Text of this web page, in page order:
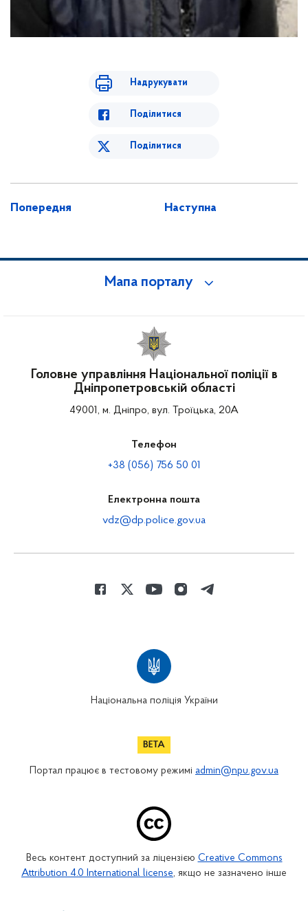
Надрукувати
Поділитися
Поділитися
Попередня Наступна
Мапа порталу
Головне управління Національної поліції в
Дніпропетровській області
49001, м. Дніпро, вул. Троїцька, 20А
Телефон
+38 (056) 756 50 01
Електронна пошта
vdz@dp.police.gov.ua
Національна поліція України
Портал працює в тестовому режимі admin@npu.gov.ua
Весь контент доступний за ліцензією Creative Commons
Attribution 4.0 International license, якщо не зазначено інше